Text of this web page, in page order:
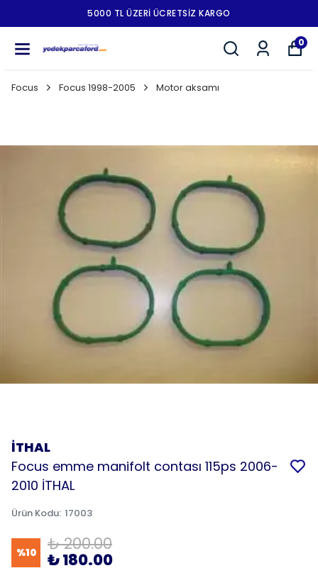
5000 TL ÜZERI ÜCRETSIZ KARGO
0
Focus Focus 1998-2005 Motor aksamı
İTHAL
Focus emme manifolt contası 115ps 2006-
2010 İTHAL
Ürün Kodu: 17003
%10 ₺ 200.00
₺ 180.00